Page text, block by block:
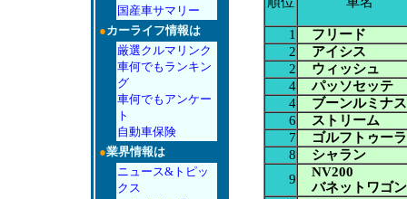
国産車サマリー
●カーライフ情報は
厳選クルマリンク
車何でもランキン
グ
車何でもアンケー
ト
自動車保険
●業界情報は
ニュース&トピッ
クス
1
フリード
2
アイシス
2
ウィッシュ
4
パッソセッテ
4
ブーンルミナス
6
ストリーム
7
ゴルフトゥー
8
シャラン
9
NV200
バネットワゴン